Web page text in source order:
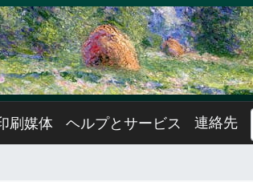
刷媒体 ヘルプとサービス 連絡先